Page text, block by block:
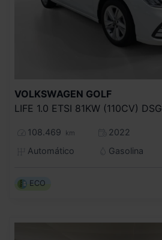
VOLKSWAGEN GOLF
LIFE 1.0 ETSI 81KW (110CV) DSG
108.469 km
2022
Automático
Gasolina
ECO